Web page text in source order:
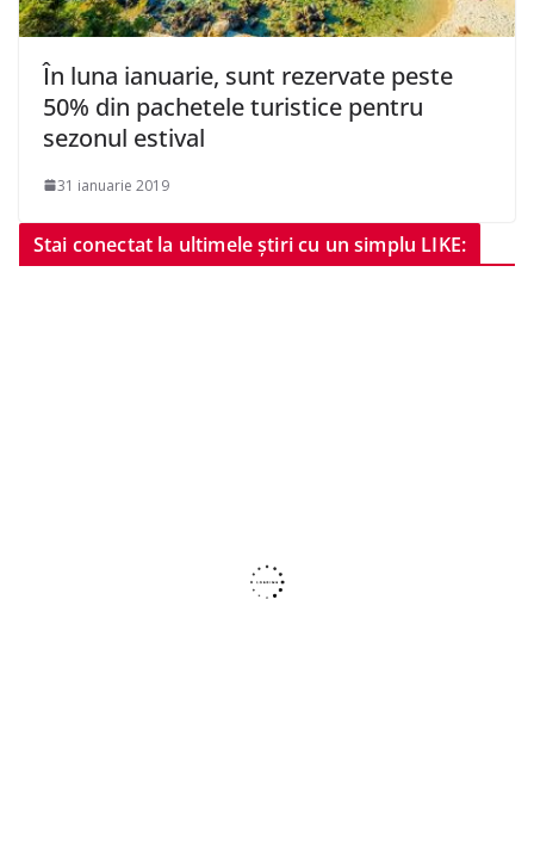
În luna ianuarie, sunt rezervate peste
50% din pachetele turistice pentru
sezonul estival
31 ianuarie 2019
Stai conectat la ultimele știri cu un simplu LIKE: